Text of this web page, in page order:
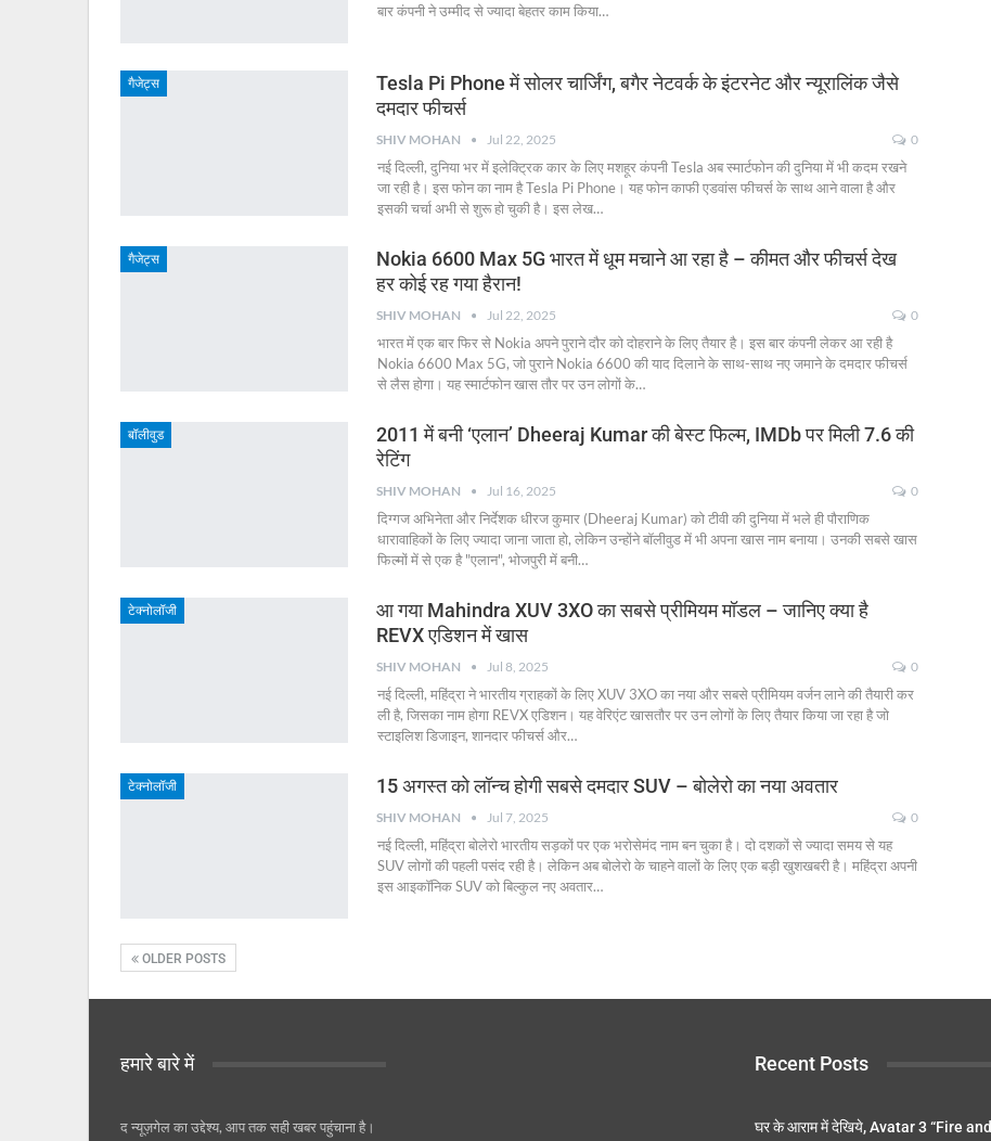
बार कंपनी ने उम्मीद से ज्यादा बेहतर काम किया…
गैजेट्स
Tesla Pi Phone में सोलर चार्जिंग, बगैर नेटवर्क के इंटरनेट और न्यूरालिंक जैसे
दमदार फीचर्स
SHIV MOHAN Jul 22, 2025 0
नई दिल्ली, दुनिया भर में इलेक्ट्रिक कार के लिए मशहूर कंपनी Tesla अब स्मार्टफोन की दुनिया में भी कदम रखने
जा रही है। इस फोन का नाम है Tesla Pi Phone। यह फोन काफी एडवांस फीचर्स के साथ आने वाला है और
इसकी चर्चा अभी से शुरू हो चुकी है। इस लेख…
गैजेट्स
Nokia 6600 Max 5G भारत में धूम मचाने आ रहा है – कीमत और फीचर्स देख
हर कोई रह गया हैरान!
SHIV MOHAN Jul 22, 2025 0
भारत में एक बार फिर से Nokia अपने पुराने दौर को दोहराने के लिए तैयार है। इस बार कंपनी लेकर आ रही है
Nokia 6600 Max 5G, जो पुराने Nokia 6600 की याद दिलाने के साथ-साथ नए जमाने के दमदार फीचर्स
से लैस होगा। यह स्मार्टफोन खास तौर पर उन लोगों के…
बॉलीवुड
2011 में बनी ‘एलान’ Dheeraj Kumar की बेस्ट फिल्म, IMDb पर मिली 7.6 की
रेटिंग
SHIV MOHAN Jul 16, 2025 0
दिग्गज अभिनेता और निर्देशक धीरज कुमार (Dheeraj Kumar) को टीवी की दुनिया में भले ही पौराणिक
धारावाहिकों के लिए ज्यादा जाना जाता हो, लेकिन उन्होंने बॉलीवुड में भी अपना खास नाम बनाया। उनकी सबसे खास
फिल्मों में से एक है "एलान", भोजपुरी में बनी…
टेक्नोलॉजी
आ गया Mahindra XUV 3XO का सबसे प्रीमियम मॉडल – जानिए क्या है
REVX एडिशन में खास
SHIV MOHAN Jul 8, 2025 0
नई दिल्ली, महिंद्रा ने भारतीय ग्राहकों के लिए XUV 3XO का नया और सबसे प्रीमियम वर्जन लाने की तैयारी कर
ली है, जिसका नाम होगा REVX एडिशन। यह वेरिएंट खासतौर पर उन लोगों के लिए तैयार किया जा रहा है जो
स्टाइलिश डिजाइन, शानदार फीचर्स और…
टेक्नोलॉजी 15 अगस्त को लॉन्च होगी सबसे दमदार SUV – बोलेरो का नया अवतार
SHIV MOHAN Jul 7, 2025 0
नई दिल्ली, महिंद्रा बोलेरो भारतीय सड़कों पर एक भरोसेमंद नाम बन चुका है। दो दशकों से ज्यादा समय से यह
SUV लोगों की पहली पसंद रही है। लेकिन अब बोलेरो के चाहने वालों के लिए एक बड़ी खुशखबरी है। महिंद्रा अपनी
इस आइकॉनिक SUV को बिल्कुल नए अवतार…
OLDER POSTS
हमारे बारे में
द न्यूज़गेल का उद्देश्य, आप तक सही खबर पहुंचाना है।
Recent Posts
घर के आराम में देखिये, Avatar 3 “Fire and